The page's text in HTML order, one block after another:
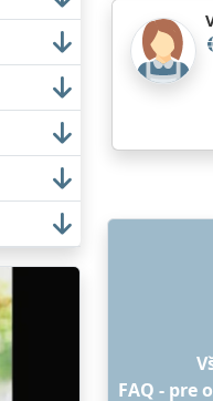
FAQ - pre